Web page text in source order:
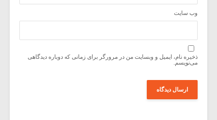
وب‌ سایت
ذخیره نام، ایمیل و وبسایت من در مرورگر برای زمانی که دوباره دیدگاهی
می‌نویسم.